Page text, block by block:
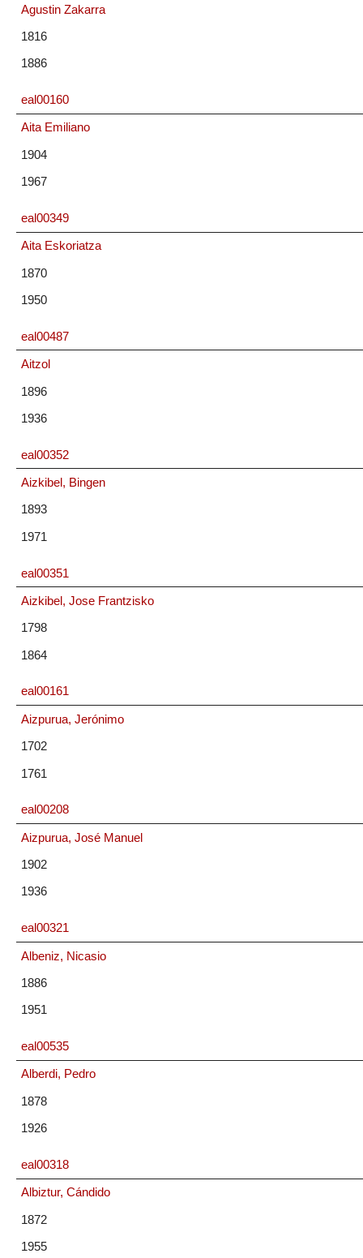
Agustin Zakarra
1816
1886
eal00160
Aita Emiliano
1904
1967
eal00349
Aita Eskoriatza
1870
1950
eal00487
Aitzol
1896
1936
eal00352
Aizkibel, Bingen
1893
1971
eal00351
Aizkibel, Jose Frantzisko
1798
1864
eal00161
Aizpurua, Jerónimo
1702
1761
eal00208
Aizpurua, José Manuel
1902
1936
eal00321
Albeniz, Nicasio
1886
1951
eal00535
Alberdi, Pedro
1878
1926
eal00318
Albiztur, Cándido
1872
1955